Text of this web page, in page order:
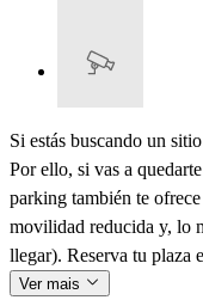
Si estás buscando un
Por ello, si vas a
parking también te
movilidad reducida y, lo
llegar). Reserva tu plaza
Ver mais